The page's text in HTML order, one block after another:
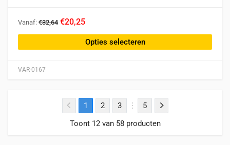
VAR-0167
Vanaf: €32,64 €20,25
Opties selecteren
product
heeft
meerdere
Deze
1 2 3
5
Toont 12 van 58 producten